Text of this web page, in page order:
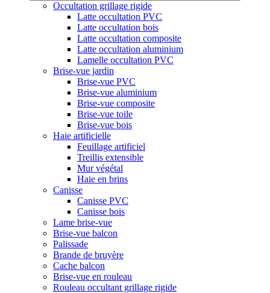
Occultation grillage rigide
Latte occultation PVC
Latte occultation bois
Latte occultation composite
Latte occultation aluminium
Lamelle occultation PVC
Brise-vue jardin
Brise-vue PVC
Brise-vue aluminium
Brise-vue composite
Brise-vue toile
Brise-vue bois
Haie artificielle
Feuillage artificiel
Treillis extensible
Mur végétal
Haie en brins
Canisse
Canisse PVC
Canisse bois
Lame brise-vue
Brise-vue balcon
Palissade
Brande de bruyère
Cache balcon
Brise-vue en rouleau
Rouleau occultant grillage rigide